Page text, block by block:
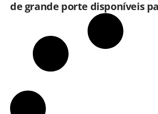
de grande porte disponíveis
adoção no Horto